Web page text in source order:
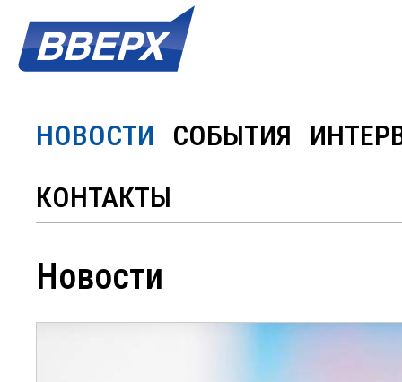
НОВОСТИ СОБЫТИЯ
КОНТАКТЫ
Новости